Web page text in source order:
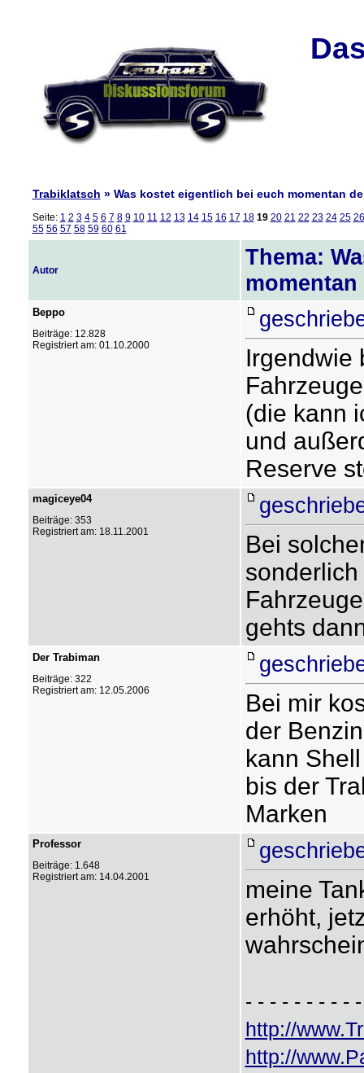
Trabiklatsch » Was kostet eigentlich bei euch momentan
Seite: 1 2 3 4 5 6 7 8 9 10 11 12 13 14 15 16 17 18 19 20 21 22 23 24 25 26
55 56 57 58 59 60 61
Autor
Thema:
Beppo
Beiträge: 12.828
Registriert am: 01.10.2000
Irgendwie
(die kann
und
Reserve
magiceye04
Beiträge: 353
Registriert am: 18.11.2001
Bei
gehts
Der Trabiman
Beiträge: 322
Registriert am: 12.05.2006
Bei mir
der
kann
bis der
Marken
Professor
Beiträge: 1.648
Registriert am: 14.04.2001
meine
erhöht,
- - - - - - - - -
http://
http://